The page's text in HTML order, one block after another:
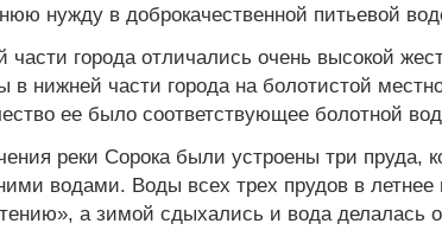
нужду в доброкачественной питьевой
города отличались очень высокой
нижней части города на болотистой
ее было соответствующее болотной
реки Сорока были устроены три пруда,
водами. Воды всех трех прудов в летнее
а зимой сдыхались и вода делалась